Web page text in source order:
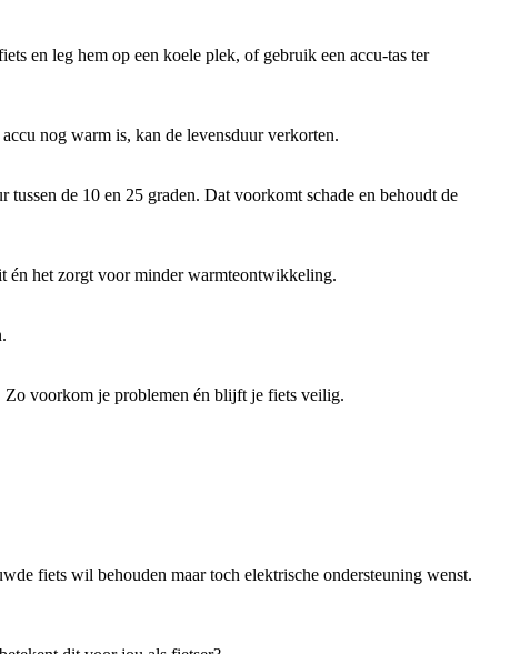
en leg hem op een koele plek, of gebruik een accu-tas ter
nog warm is, kan de levensduur verkorten.
de 10 en 25 graden. Dat voorkomt schade en behoudt de
én het zorgt voor minder warmteontwikkeling.
voorkom je problemen én blijft je fiets veilig.
fiets wil behouden maar toch elektrische ondersteuning wenst.